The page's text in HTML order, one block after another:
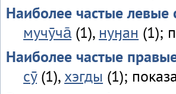
Наиболее частые левые
мучӯча̄(1), нуӈан (1);
Наиболее частые
сӯ(1), хэгды (1);